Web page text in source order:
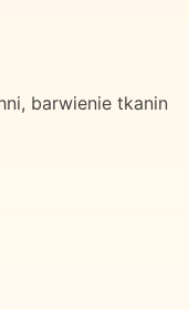
barwienie tkanin